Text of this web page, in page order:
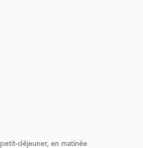
petit-déjeuner, en matinée